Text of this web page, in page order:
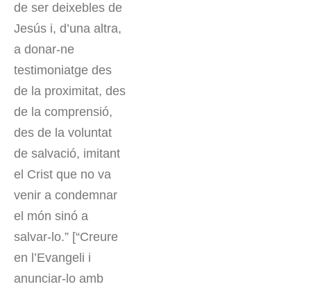
de ser deixebles de
Jesús i, d’una altra,
a donar-ne
testimoniatge des
de la proximitat, des
de la comprensió,
des de la voluntat
de salvació, imitant
el Crist que no va
venir a condemnar
el món sinó a
salvar-lo.” [“Creure
en l’Evangeli i
anunciar-lo amb